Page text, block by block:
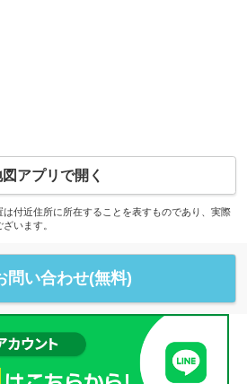
アプリで開く
付近住所に所在することを表すものであり、実際
います。
問い合わせ(無料)